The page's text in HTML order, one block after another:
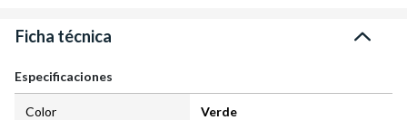
Ficha técnica
Especificaciones
Color Verde